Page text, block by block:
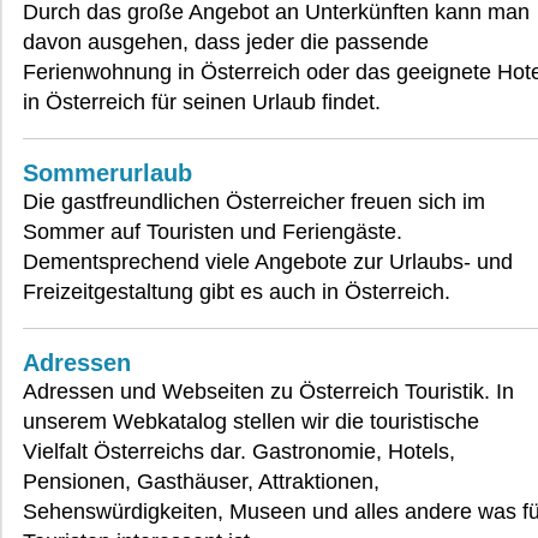
Durch das große Angebot an Unterkünften kann man
davon ausgehen, dass jeder die passende
Ferienwohnung in Österreich oder das geeignete
in Österreich für seinen Urlaub findet.
Sommerurlaub
Die gastfreundlichen Österreicher freuen sich im
Sommer auf Touristen und Feriengäste.
Dementsprechend viele Angebote zur Urlaubs- und
Freizeitgestaltung gibt es auch in Österreich.
Adressen
Adressen und Webseiten zu Österreich Touristik. In
unserem Webkatalog stellen wir die touristische
Vielfalt Österreichs dar. Gastronomie, Hotels,
Pensionen, Gasthäuser, Attraktionen,
Sehenswürdigkeiten, Museen und alles andere was